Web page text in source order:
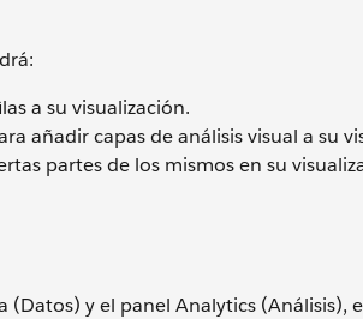
a su visualización.
añadir capas de análisis visual a su
partes de los mismos en su
(Datos) y el panel Analytics (Análisis),